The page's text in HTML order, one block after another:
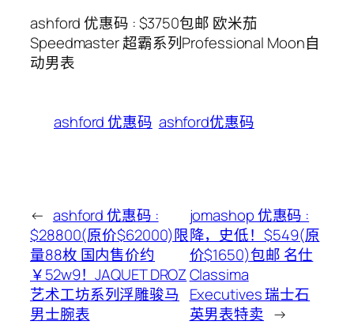
ashford 优惠码 : $3750包邮 欧米茄
Speedmaster 超霸系列Professional Moon自
动男表
ashford 优惠码 ashford优惠码
← ashford 优惠码 :
$28800(原价$62000)限
量88枚 国内售价约
￥52w9！JAQUET DROZ
艺术工坊系列浮雕骏马
男士腕表
jomashop 优惠码 :
降，史低！$549(原
价$1650)包邮 名仕
Classima
Executives 瑞士石
英男表特卖 →